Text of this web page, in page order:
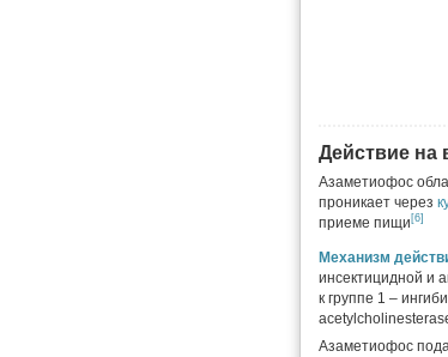
Действие на
Азаметиофос
проникает через
приеме пищи [6]
Механизм
инсектицидной и
к группе 1 –
Азаметиофос